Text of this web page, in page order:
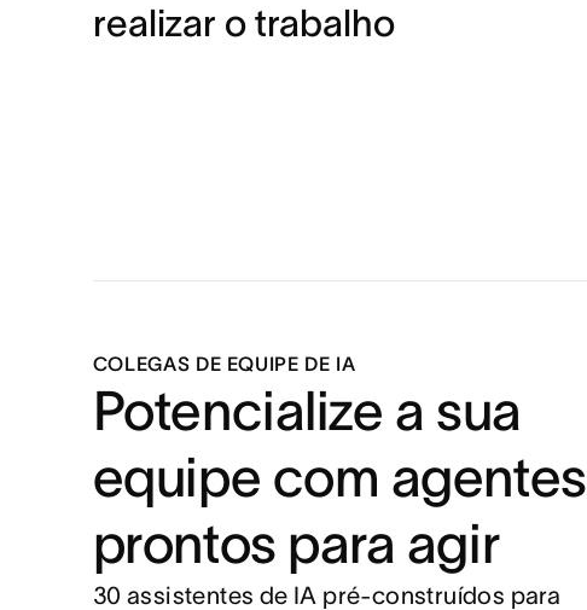
realizar o trabalho
COLEGAS DE EQUIPE DE IA
Potencialize a sua
equipe com agentes
prontos para agir
30 assistentes de IA pré-construídos para